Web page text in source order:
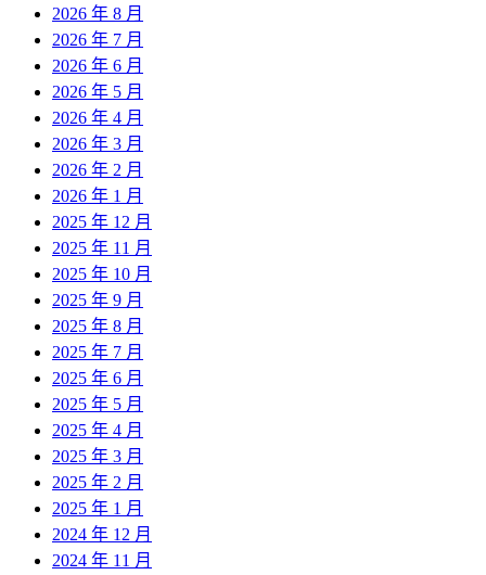
2026 年 8 月
2026 年 7 月
2026 年 6 月
2026 年 5 月
2026 年 4 月
2026 年 3 月
2026 年 2 月
2026 年 1 月
2025 年 12 月
2025 年 11 月
2025 年 10 月
2025 年 9 月
2025 年 8 月
2025 年 7 月
2025 年 6 月
2025 年 5 月
2025 年 4 月
2025 年 3 月
2025 年 2 月
2025 年 1 月
2024 年 12 月
2024 年 11 月